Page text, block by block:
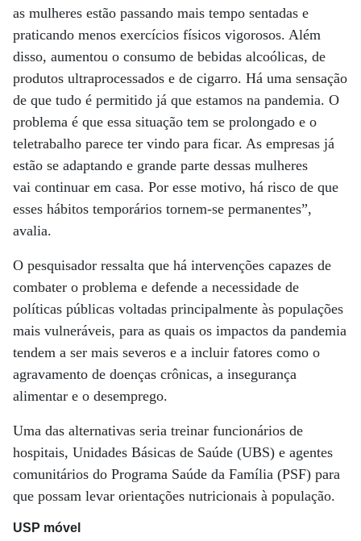
as mulheres estão passando mais tempo sentadas e
praticando menos exercícios físicos vigorosos. Além
disso, aumentou o consumo de bebidas alcoólicas, de
produtos ultraprocessados e de cigarro. Há uma sensação
de que tudo é permitido já que estamos na pandemia. O
problema é que essa situação tem se prolongado e o
teletrabalho parece ter vindo para ficar. As empresas já
estão se adaptando e grande parte dessas mulheres
vai continuar em casa. Por esse motivo, há risco de que
esses hábitos temporários tornem-se permanentes”,
avalia.
O pesquisador ressalta que há intervenções capazes de
combater o problema e defende a necessidade de
políticas públicas voltadas principalmente às populações
mais vulneráveis, para as quais os impactos da pandemia
tendem a ser mais severos e a incluir fatores como o
agravamento de doenças crônicas, a insegurança
alimentar e o desemprego.
Uma das alternativas seria treinar funcionários de
hospitais, Unidades Básicas de Saúde (UBS) e agentes
comunitários do Programa Saúde da Família (PSF) para
que possam levar orientações nutricionais à população.
USP móvel